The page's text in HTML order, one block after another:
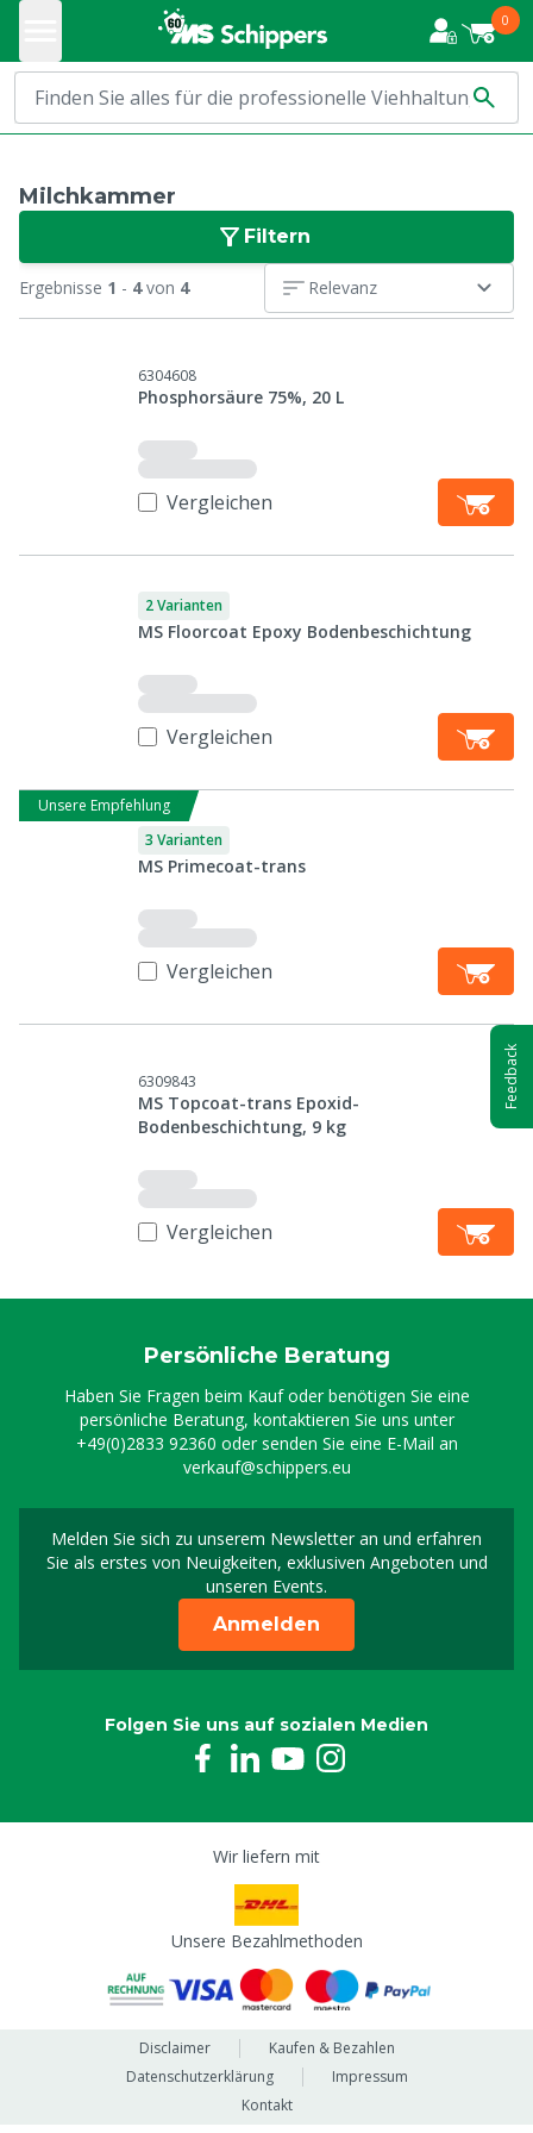
0
Milchkammer
Filtern
Ergebnisse 1 - 4von 4 Relevanz
6304608
Phosphorsäure 75%, 20 L
Vergleichen
2 Varianten
MS Floorcoat Epoxy Bodenbeschichtung
Vergleichen
Unsere Empfehlung
3 Varianten
MS Primecoat-trans
Vergleichen
6309843
MS Topcoat-trans Epoxid-
Bodenbeschichtung, 9 kg
Vergleichen
Persönliche Beratung
Haben Sie Fragen beim Kauf oder benötigen Sie eine
persönliche Beratung, kontaktieren Sie uns unter
+49(0)2833 92360 oder senden Sie eine E-Mail an
verkauf@schippers.eu
Melden Sie sich zu unserem Newsletter an und erfahren
Sie als erstes von Neuigkeiten, exklusiven Angeboten und
unseren Events.
Melden Sie sich für
Anmelden
Folgen Sie uns auf sozialen Medien
Wir liefern mit
Unsere Bezahlmethoden
Disclaimer
Kaufen & Bezahlen
Datenschutzerklärung
Impressum
Kontakt
Feedback